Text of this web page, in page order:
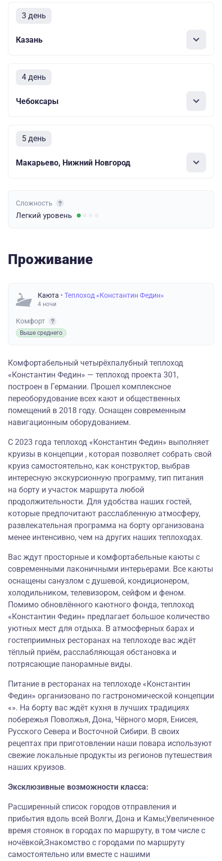
3 день
Казань
4 день
Чебоксары
5 день
Макарьево, Нижний Новгород
Сложность
Легкий уровень
Проживание
Каюта • Теплоход «Константин Федин»
4 ночи
Комфорт
Выше среднего
Комфортабельный четырёхпалубный теплоход
«Константин Федин» — теплоход проекта 301,
построен в Германии. Прошел комплексное
переоборудование всех кают и общественных
помещений в 2018 году. Оснащен современным
навигационным оборудованием.
С 2023 года теплоход «Константин Федин» выполняет
круизы в концепции , которая позволяет собрать свой
круиз самостоятельно, как конструктор, выбрав
интересную экскурсионную программу, тип питания
на борту и участок маршрута любой
продолжительности. Для удобства наших гостей,
которые предпочитают расслабленную атмосферу,
развлекательная программа на борту организована
менее интенсивно, чем на других наших теплоходах.
Вас ждут просторные и комфортабельные каюты с
современными лаконичными интерьерами. Все каюты
оснащены санузлом с душевой, кондиционером,
холодильником, телевизором, сейфом и феном.
Помимо обновлённого каютного фонда, теплоход
«Константин Федин» предлагает большое количество
уютных мест для отдыха. В атмосферных барах и
гостеприимных ресторанах на теплоходе вас ждёт
тёплый приём, расслабляющая обстановка и
потрясающие панорамные виды.
Питание в ресторанах на теплоходе «Константин
Федин» организовано по гастрономической концепции
«». На борту вас ждёт кухня в лучших традициях
побережья Поволжья, Дона, Чёрного моря, Енисея,
Русского Севера и Восточной Сибири. В своих
рецептах при приготовлении наши повара используют
свежие локальные продукты из регионов путешествия
наших круизов.
Эксклюзивные возможности класса:
Расширенный список городов отправления и
прибытия вдоль всей Волги, Дона и Камы;Увеличенное
время стоянок в городах по маршруту, в том числе с
ночёвкой;Знакомство с городами по маршруту
самостоятельно или вместе с нашими